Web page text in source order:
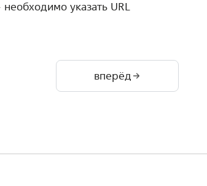
указать URL
вперёд